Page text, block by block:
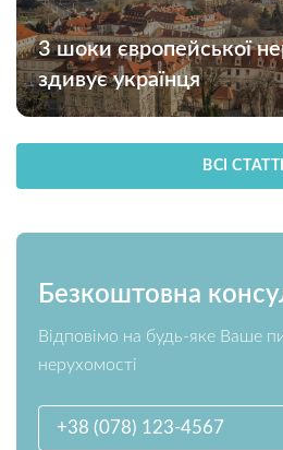
3 шоки європейської
здивує українця
ВСІ СТАТТІ
Безкоштовна
Відповімо на будь-яке Ваше
нерухомості